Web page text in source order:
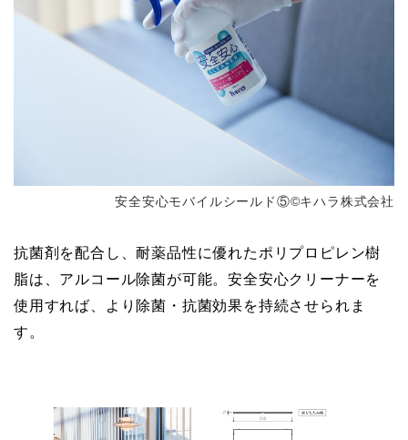
安全安心モバイルシールド⑤©キハラ株式会社
抗菌剤を配合し、耐薬品性に優れたポリプロピレン樹
脂は、アルコール除菌が可能。安全安心クリーナーを
使用すれば、より除菌・抗菌効果を持続させられま
す。